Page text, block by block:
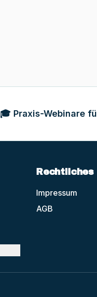
🎓 Praxis-Webinare
Rechtliches
Impressum
AGB